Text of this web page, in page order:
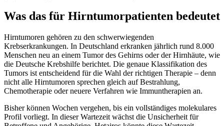
Was das für Hirntumorpatienten bedeutet
Hirntumoren gehören zu den schwerwiegenden
Krebserkrankungen. In Deutschland erkranken jährlich rund 8.000
Menschen neu an einem Tumor des Gehirns oder der Hirnhäute, wie
die Deutsche Krebshilfe berichtet. Die genaue Klassifikation des
Tumors ist entscheidend für die Wahl der richtigen Therapie – denn
nicht alle Hirntumoren sprechen gleich auf Bestrahlung,
Chemotherapie oder neuere Verfahren wie Immuntherapien an.
Bisher können Wochen vergehen, bis ein vollständiges molekulares
Profil vorliegt. In dieser Wartezeit wächst die Unsicherheit für